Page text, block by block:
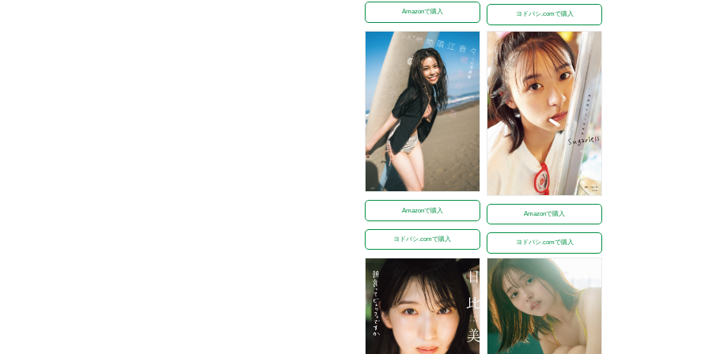
Amazonで購入 ヨドバシ.comで購入
Amazonで購入
ヨドバシ.comで購入
Amazonで購入
ヨドバシ.comで購入